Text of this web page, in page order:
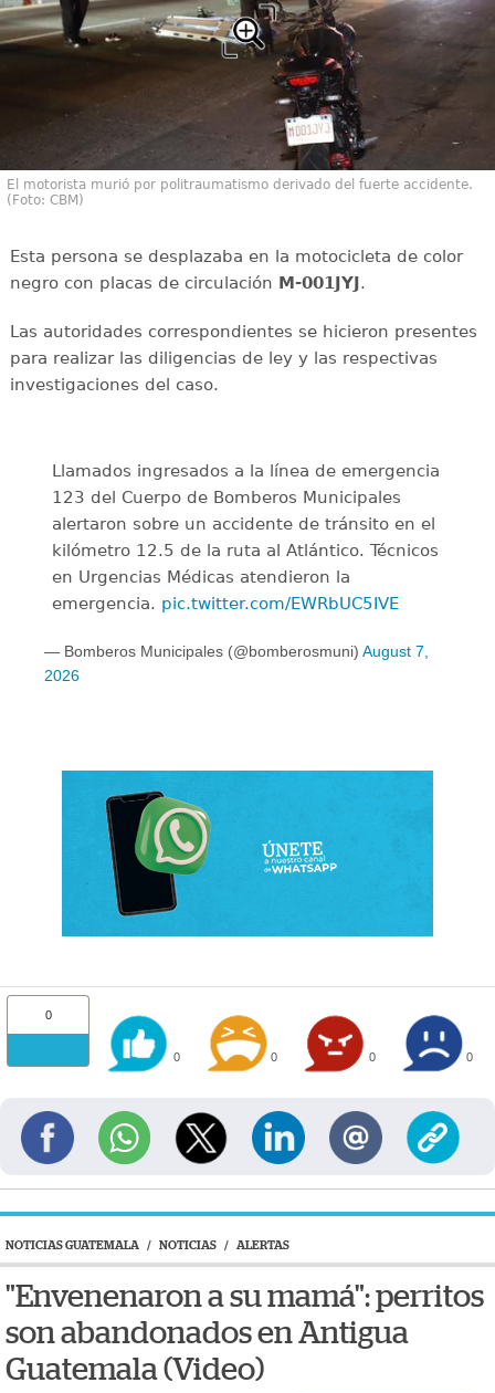
El motorista murió por politraumatismo derivado del fuerte accidente.
(Foto: CBM)
Esta persona se desplazaba en la motocicleta de color
negro con placas de circulación M-001JYJ .
Las autoridades correspondientes se hicieron presentes
para realizar las diligencias de ley y las respectivas
investigaciones del caso.
Llamados ingresados a la línea de emergencia
123 del Cuerpo de Bomberos Municipales
alertaron sobre un accidente de tránsito en el
kilómetro 12.5 de la ruta al Atlántico. Técnicos
en Urgencias Médicas atendieron la
emergencia. pic.twitter.com/EWRbUC5IVE
— Bomberos Municipales (@bomberosmuni) August 7,
2026
0
0 0 0 0
NOTICIAS GUATEMALA / NOTICIAS / ALERTAS
"Envenenaron a su mamá": perritos
son abandonados en Antigua
Guatemala (Video)